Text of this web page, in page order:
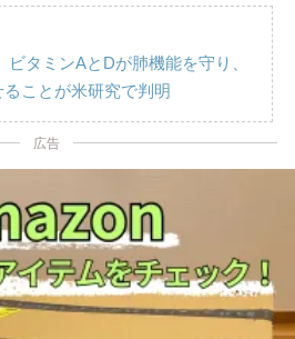
ビタミンAとDが肺機能を守り、
ることが米研究で判明
広告